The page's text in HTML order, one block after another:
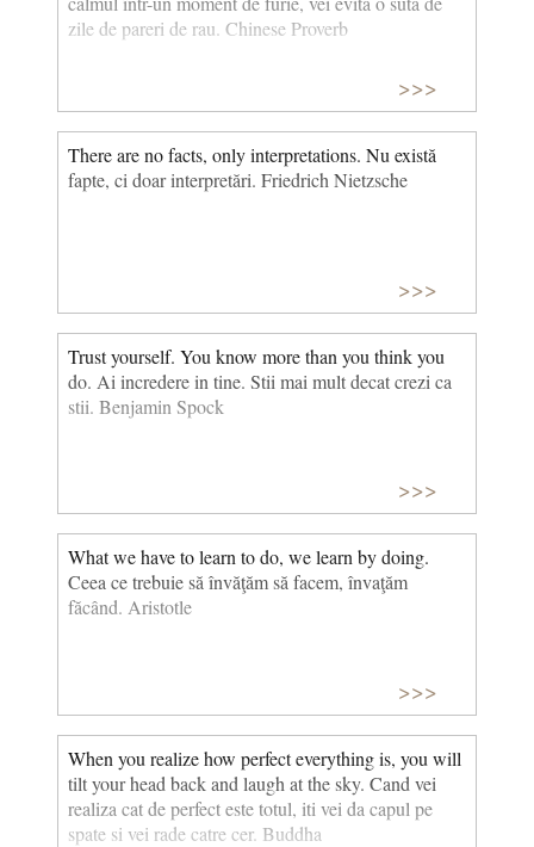
zile de pareri de rau. Chinese Proverb
>>>
There are no facts, only interpretations. Nu există
fapte, ci doar interpretări. Friedrich Nietzsche
>>>
Trust yourself. You know more than you think you
do. Ai incredere in tine. Stii mai mult decat crezi ca
stii. Benjamin Spock
>>>
What we have to learn to do, we learn by doing.
Ceea ce trebuie să învăţăm să facem, învaţăm
făcând. Aristotle
>>>
When you realize how perfect everything is, you will
tilt your head back and laugh at the sky. Cand vei
realiza cat de perfect este totul, iti vei da capul pe
spate si vei rade catre cer. Buddha